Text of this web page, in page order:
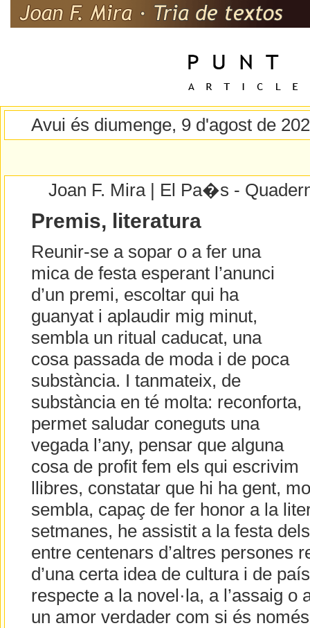
Avui és diumenge, 9 d'agost de
Joan F. Mira | El Pa�s -
Premis, literatura
Reunir-se a sopar o a fer una
mica de festa esperant l’anunci
d’un premi, escoltar qui ha
guanyat i aplaudir mig minut,
sembla un ritual caducat, una
cosa passada de moda i de poca
substància. I tanmateix, de
substància en té molta: reconforta,
permet saludar coneguts una
vegada l’any, pensar que alguna
cosa de profit fem els qui escrivim
llibres, constatar que hi ha gent,
sembla, capaç de fer honor a la
setmanes, he assistit a la festa
entre centenars d’altres persones
d’una certa idea de cultura i de
respecte a la novel·la, a l’assaig o
un amor verdader com si és